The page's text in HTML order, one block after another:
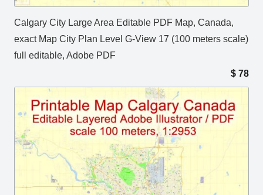
Calgary City Large Area Editable PDF Map, Canada,
exact Map City Plan Level G-View 17 (100 meters scale)
full editable, Adobe PDF
$ 78